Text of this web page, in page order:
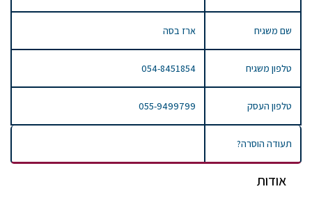
אודות
שם משגיח ארז בסה
טלפון משגיח 054-8451854
טלפון העסק 055-9499799
תעודה הוסרה?